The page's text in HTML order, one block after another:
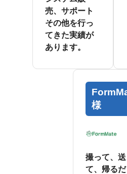
売、サポート
その他を行っ
てきた実績が
あります。
様
撮って、送
て、帰るだ